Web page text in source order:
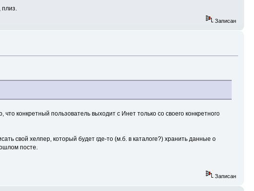
плиз.
Записан
конкретный пользователь выходит с Инет только со своего конкретного
свой хелпер, который будет где-то (м.б. в каталоге?) хранить данные о
посте.
Записан